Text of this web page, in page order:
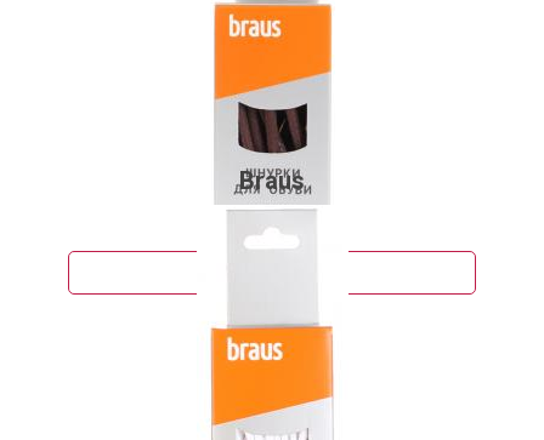
Braus
55 руб.